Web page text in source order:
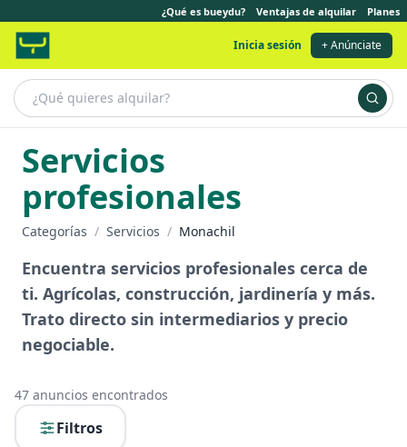
¿Qué es bueydu? Ventajas de alquilar Planes
Inicia sesión + Anúnciate
Servicios
profesionales
Categorías / Servicios / Monachil
Encuentra servicios profesionales cerca de
ti. Agrícolas, construcción, jardinería y más.
Trato directo sin intermediarios y precio
negociable.
47 anuncios encontrados
Filtros